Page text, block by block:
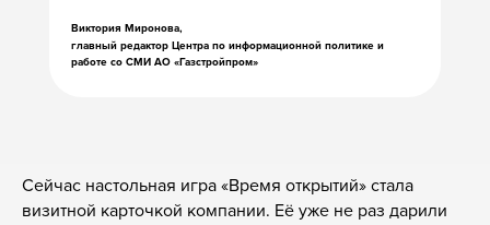
Виктория Миронова,
главный редактор Центра по информационной политике и
работе со СМИ АО «Газстройпром»
Сейчас настольная игра «Время открытий» стала
визитной карточкой компании. Её уже не раз дарили